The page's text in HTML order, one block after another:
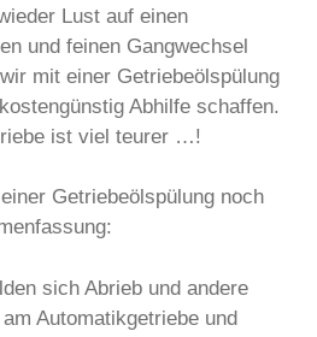
Lust auf einen
und feinen Gangwechsel
mit einer Getriebeölspülung
Abhilfe schaffen.
ist viel teurer …!
Getriebeölspülung noch
sich Abrieb und andere
Automatikgetriebe und